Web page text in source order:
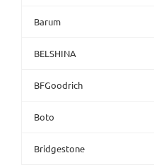
Barum
BELSHINA
BFGoodrich
Boto
Bridgestone